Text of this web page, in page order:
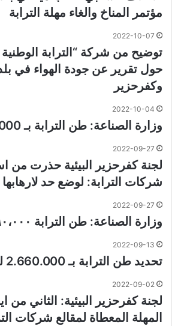
مؤتمر المناخ والغاء مهلة الترابة
2022-10-07
توضيح من شركة “الترابة
حول تقرير عن جودة الهواء في
وكفرحزير
2022-10-04
وزارة الصناعة: طن الترابة بـ 3.040.000 ليرة
2022-09-27
لجنة كفرحزير البيئية حذرت من
شركات الترابة: لوضع حد
2022-09-27
وزارة الصناعة: طن الترابة ٢،٨٩٠،٠٠٠ ليرة
2022-09-13
تحديد طن الترابة بـ 2.660.000 ليرة
2022-09-02
لجنة كفرحزير البيئية: الثاني من
المهلة المعطاة لمقالع شركات